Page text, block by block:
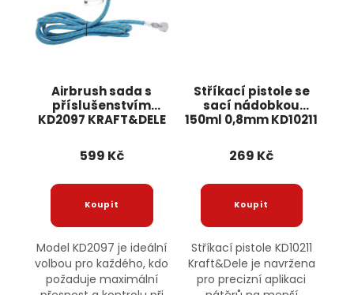
Airbrush sada s
příslušenstvím
KD2097 KRAFT&DELE
599 Kč
Model KD2097 je ideální
volbou pro každého, kdo
požaduje maximální
Stříkací pistole se
sací nádobkou
150ml 0,8mm KD10211
269 Kč
Stříkací pistole KD10211
Kraft&Dele je navržena
pro precizní aplikaci